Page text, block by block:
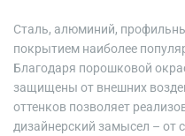
Сталь, алюминий,
покрытием наиболее
Благодаря порошковой
защищены от внешних
оттенков позволяет
дизайнерский замысел – от